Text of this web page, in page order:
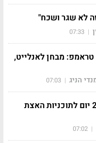
לא שגר ושכח"
|
07:33
מבחן לאנלייט,
הניג |
07:03
הפנטגון דורש: 21 יום לתוכניות האצת
|
07:02